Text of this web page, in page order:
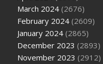
March 2024 (2676)
February 2024 (2609)
January 2024 (2865)
December 2023 (2893)
November 2023 (2912)